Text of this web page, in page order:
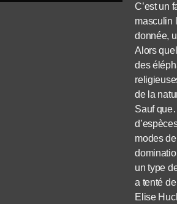
C’est un
masculin
donnée,
Alors
des
de la
Sauf
modes
un type
a tenté
Elise